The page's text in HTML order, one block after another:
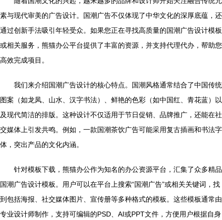
素与现代审美的广告设计。国潮广告不仅体现了中华文化的深厚底蕴，还
通过创新手法吸引年轻受众。如果您正在寻找高质量的国潮广告设计模板
或相关服务，熊猫办公平台提供了丰富的资源，并支持代理代办，帮助您
高效完成项目。
我们来介绍国潮广告设计的核心特点。国潮风格通常结合了中国传统
图案（如龙凤、山水、汉字书法）、鲜艳的色彩（如中国红、青花蓝）以
及现代简洁的排版。这种设计不仅适用于节日促销、品牌推广，还能在社
交媒体上引发共鸣。例如，一款国潮茶饮广告可能采用复古插画和书法字
体，突出产品的文化内涵。
针对模板下载，熊猫办公作为知名的办公资源平台，汇集了众多精品
国潮广告设计模板。用户可以在平台上搜索“国潮广告”或相关关键词，找
到包括海报、社交媒体图片、宣传册等多种格式的模板。这些模板通常由
专业设计师制作，支持可编辑的PSD、AI或PPT文件，方便用户根据自身